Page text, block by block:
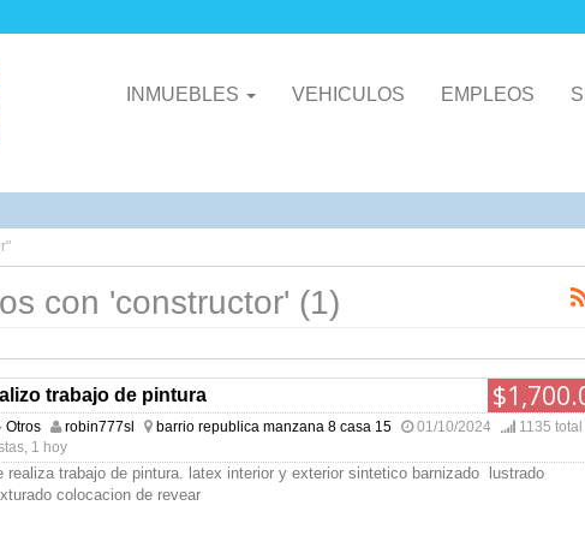
INMUEBLES VEHICULOS EMPLEOS
con 'constructor' (1)
trabajo de pintura
Otros robin777sl barrio republica manzana 8 casa 15 01/10/2024
1135 total
1 hoy
realiza trabajo de pintura. latex interior y exterior sintetico barnizado lustrado
colocacion de revear